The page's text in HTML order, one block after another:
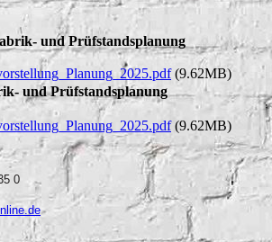
und Prüfstandsplanung
(9.62MB)
und Prüfstandsplanung
(9.62MB)
0